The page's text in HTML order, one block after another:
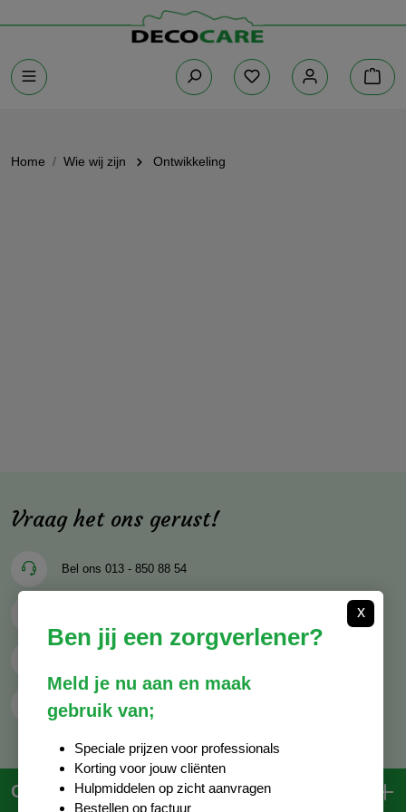
Home Wie wij zijn Ontwikkeling
Vraag het ons gerust!
Bel ons 013 - 850 88 54
Contactformulier
Contactgegevens
x
Ben jij een zorgverlener?
Meld je nu aan en maak
gebruik van;
Speciale prijzen voor professionals
Korting voor jouw cliënten
Hulpmiddelen op zicht aanvragen
Bestellen op factuur